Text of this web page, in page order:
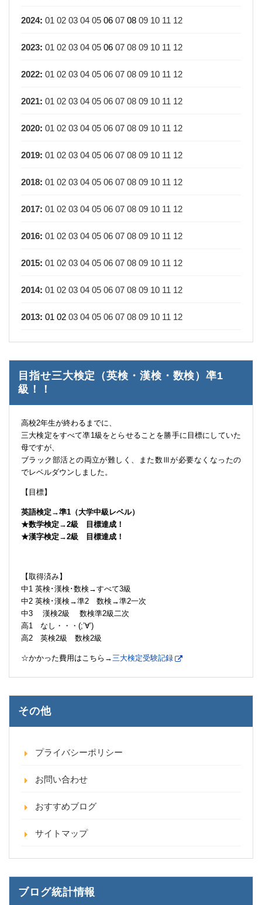
2024: 01 02 03 04 05 06 07 08 09 10 11 12
2023: 01 02 03 04 05 06 07 08 09 10 11 12
2022: 01 02 03 04 05 06 07 08 09 10 11 12
2021: 01 02 03 04 05 06 07 08 09 10 11 12
2020: 01 02 03 04 05 06 07 08 09 10 11 12
2019: 01 02 03 04 05 06 07 08 09 10 11 12
2018: 01 02 03 04 05 06 07 08 09 10 11 12
2017: 01 02 03 04 05 06 07 08 09 10 11 12
2016: 01 02 03 04 05 06 07 08 09 10 11 12
2015: 01 02 03 04 05 06 07 08 09 10 11 12
2014: 01 02 03 04 05 06 07 08 09 10 11 12
2013: 01 02 03 04 05 06 07 08 09 10 11 12
目指せ三大検定（英検・漢検・数検）凖1
級！！
高校2年生が終わるまでに、
三大検定をすべて凖1級をとらせることを勝手に目標にしていた
母ですが、
ブラック部活との両立が難しく、また数Ⅲが必要なくなったの
でレベルダウンしました。
【目標】
英語検定→準1（大学中級レベル）
★数学検定→2級 目標達成！
★漢字検定→2級 目標達成！
【取得済み】
中1 英検･漢検･数検→すべて3級
中2 英検･漢検→準2 数検→準2一次
中3 漢検2級 数検準2級二次
高1 なし・・・(;’∀’)
高2 英検2級 数検2級
☆かかった費用はこちら→三大検定受験記録
その他
プライバシーポリシー
お問い合わせ
おすすめブログ
サイトマップ
ブログ統計情報